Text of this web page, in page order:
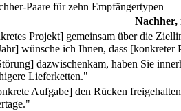
Paare für zehn Empfängertypen
Nachher,
Projekt] gemeinsam über die
wünsche ich Ihnen, dass [konkreter
dazwischenkam, haben Sie
Lieferketten."
Aufgabe] den Rücken